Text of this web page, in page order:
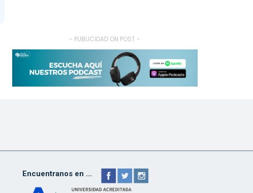
- PUBLICIDAD ON POST -
Encuentranos en ...